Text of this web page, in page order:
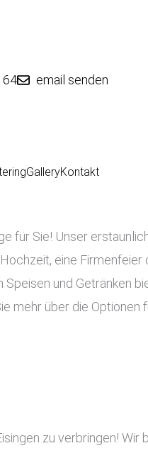
64
email senden
GalleryKontakt
für Sie! Unser
eine Firmenfeier
und Getränken
mehr über die Optionen
zu verbringen! Wir